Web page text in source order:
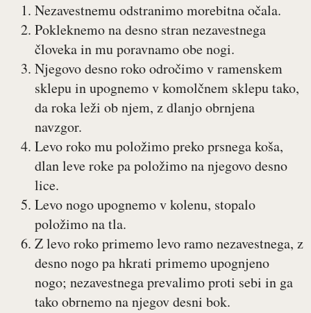
Nezavestnemu odstranimo morebitna očala.
Pokleknemo na desno stran nezavestnega
človeka in mu poravnamo obe nogi.
Njegovo desno roko odročimo v ramenskem
sklepu in upognemo v komolčnem sklepu tako,
da roka leži ob njem, z dlanjo obrnjena
navzgor.
Levo roko mu položimo preko prsnega koša,
dlan leve roke pa položimo na njegovo desno
lice.
Levo nogo upognemo v kolenu, stopalo
položimo na tla.
Z levo roko primemo levo ramo nezavestnega, z
desno nogo pa hkrati primemo upognjeno
nogo; nezavestnega prevalimo proti sebi in ga
tako obrnemo na njegov desni bok.